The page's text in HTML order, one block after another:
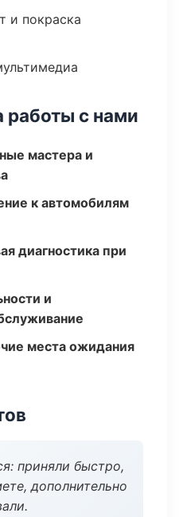
и покраска
с нами
мастера и
к автомобилям
диагностика при
и
места ожидания
приняли быстро,
дополнительно